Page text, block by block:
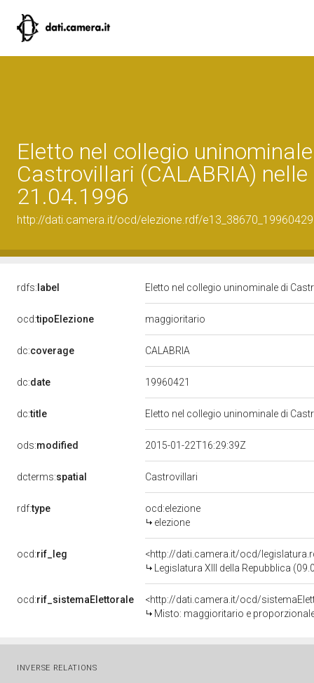
Eletto nel collegio
Castrovillari (CALABRIA)
21.04.1996
http://dati.camera.it/ocd/elezione.rdf/e13_38670_19960429
rdfs: label Eletto nel collegio uninominale di
ocd:tipoElezione maggioritario
dc:coverage CALABRIA
dc:date 19960421
dc:title Eletto nel collegio uninominale di
ods:modified 2015-01-22T16:29:39Z
dcterms:spatial Castrovillari
rdf:type
ocd:elezione
elezione
ocd:rif_leg
<http://dati.camera.it/ocd/
Legislatura XIII della Repubblica
ocd:rif_sistemaElettorale
<http://dati.camera.it/ocd/
Misto: maggioritario e
INVERSE RELATIONS